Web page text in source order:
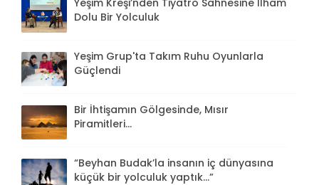
Dolu Bir Yolculuk
Yeşim Grup'ta Takım Ruhu Oyunlarla
Güçlendi
Bir İhtişamın Gölgesinde, Mısır
Piramitleri...
“Beyhan Budak’la insanın iç dünyasına
küçük bir yolculuk yaptık...”